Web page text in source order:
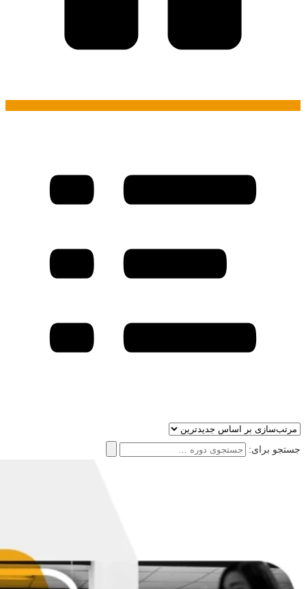
جستجو برای: